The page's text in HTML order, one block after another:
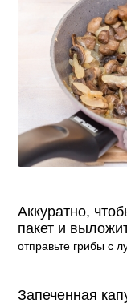
Аккуратно,
пакет и
отправьте грибы с
Запеченная